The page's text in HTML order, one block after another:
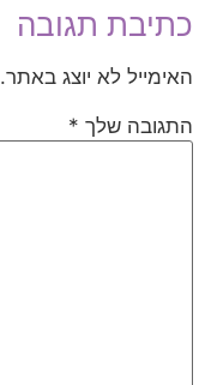
כתיבת תגובה
האימייל לא יוצג באתר.
התגובה שלך *